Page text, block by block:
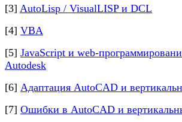
[3] AutoLisp / VisualLISP и DCL
[4] VBA
[5] JavaScript и web-
Autodesk
[6] Адаптация AutoCAD и
[7] Ошибки в AutoCAD и